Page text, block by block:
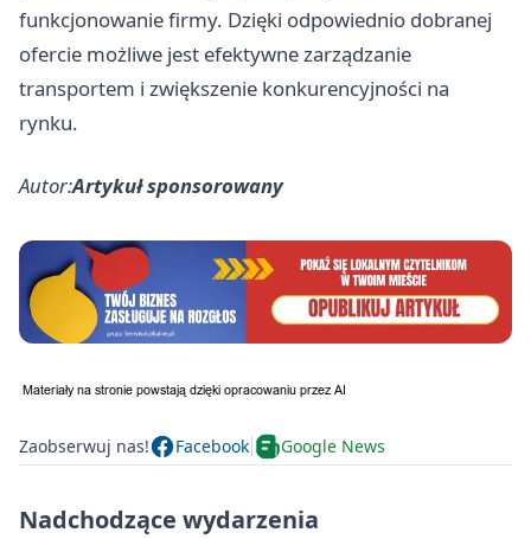
funkcjonowanie firmy. Dzięki odpowiednio dobranej
ofercie możliwe jest efektywne zarządzanie
transportem i zwiększenie konkurencyjności na
rynku.
Autor:Artykuł sponsorowany
Zaobserwuj nas! Facebook Google News
Nadchodzące wydarzenia